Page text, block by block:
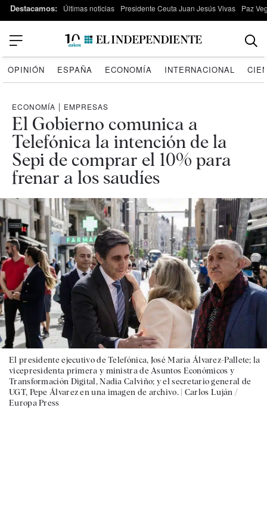
Destacamos: Últimas noticias Presidente Ceuta Juan Jesús Vivas Paz
OPINIÓN ESPAÑA ECONOMÍA INTERNACIONAL
ECONOMÍA | EMPRESAS
El Gobierno comunica a
Telefónica la intención de la
Sepi de comprar el 10% para
frenar a los saudíes
El presidente ejecutivo de Telefónica, José María Álvarez-Pallete; la
vicepresidenta primera y ministra de Asuntos Económicos y
Transformación Digital, Nadia Calviño; y el secretario general de
UGT, Pepe Álvarez en una imagen de archivo. | Carlos Luján /
Europa Press